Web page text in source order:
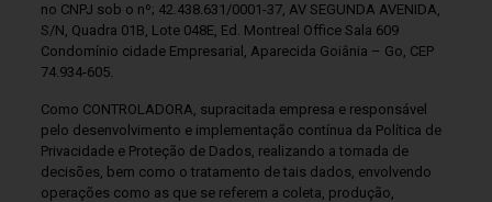
no CNPJ sob o nº; 42.438.631/0001-37, AV SEGUNDA AVENIDA,
S/N, Quadra 01B, Lote 048E, Ed. Montreal Office Sala 609
Condomínio cidade Empresarial, Aparecida Goiânia – Go, CEP
74.934-605.
Como CONTROLADORA, supracitada empresa e responsável
pelo desenvolvimento e implementação contínua da Política de
Privacidade e Proteção de Dados, realizando a tomada de
decisões, bem como o tratamento de tais dados, envolvendo
operações como as que se referem a coleta, produção,